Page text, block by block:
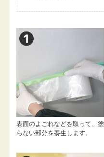
表面のよごれなどを取って、塗
らない部分を養生します。